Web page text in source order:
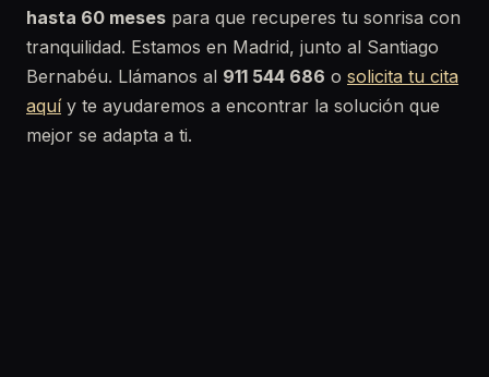
hasta 60 meses para que recuperes tu sonrisa con
tranquilidad. Estamos en Madrid, junto al Santiago
Bernabéu. Llámanos al 911 544 686 o solicita tu cita
aquíy te ayudaremos a encontrar la solución que
mejor se adapta a ti.